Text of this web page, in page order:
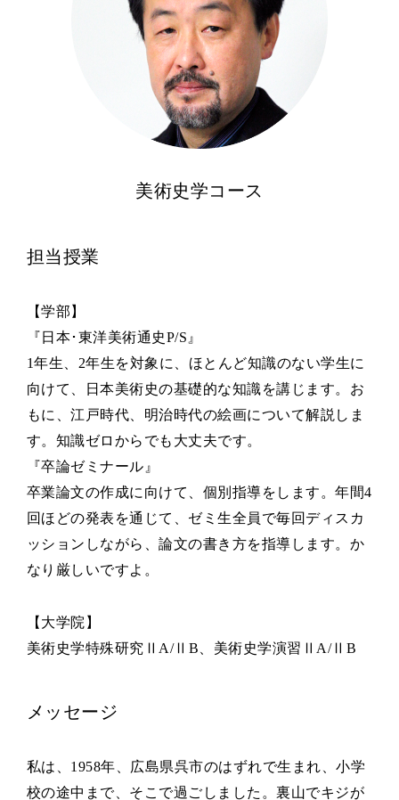
美術史学コース
担当授業
【学部】
『日本･東洋美術通史P/S』
1年生、2年生を対象に、ほとんど知識のない学生に
向けて、日本美術史の基礎的な知識を講じます。お
もに、江戸時代、明治時代の絵画について解説しま
す。知識ゼロからでも大丈夫です。
『卒論ゼミナール』
卒業論文の作成に向けて、個別指導をします。年間4
回ほどの発表を通じて、ゼミ生全員で毎回ディスカ
ッションしながら、論文の書き方を指導します。か
なり厳しいですよ。
【大学院】
美術史学特殊研究ⅡA/ⅡB、美術史学演習ⅡA/ⅡB
メッセージ
私は、1958年、広島県呉市のはずれで生まれ、小学
校の途中まで、そこで過ごしました。裏山でキジが